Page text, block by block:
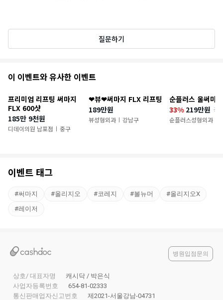
질문하기
추
이
벤
이 이벤트와 유사한 이벤트
프리미엄 리프팅 써마지
FLX 600샷
185만 9천원
디데이의원 남포점 | 중구
❤뷰❤써마지 FLX 리프팅
189만원
뷰성형외과 | 강남구
순플러스 울써마지
33% 219만원 330
순플러스성형외과
이벤트 태그
#써마지 #올리지오 #코레지 #볼뉴머 #올리지오X
#레이저
병원입점문의
상호/ 대표자명
캐시닥 / 박은식
사업자등록번호
654-81-02333
통신판매업자신고번호
제2021-서울강남-04731